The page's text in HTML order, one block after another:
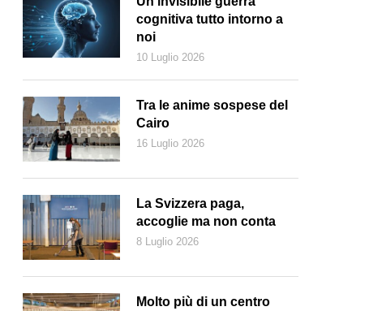
Piergiorgio Crivelli, 84 anni di Capolago, usa quotidianamente lo
cognitiva tutto intorno a
noi
10 Luglio 2026
Tra le anime sospese del
Cairo
16 Luglio 2026
La Svizzera paga,
accoglie ma non conta
8 Luglio 2026
Molto più di un centro